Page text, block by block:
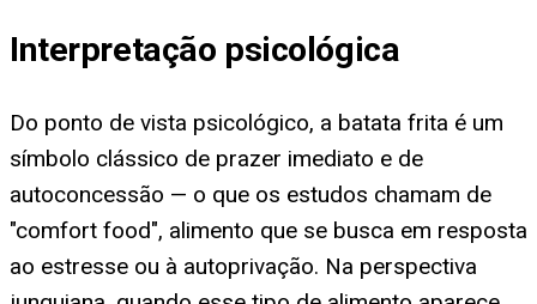
Interpretação psicológica
Do ponto de vista psicológico, a batata frita é um
símbolo clássico de prazer imediato e de
autoconcessão — o que os estudos chamam de
"comfort food", alimento que se busca em resposta
ao estresse ou à autoprivação. Na perspectiva